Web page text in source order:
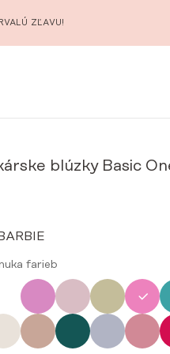
ZĽAVU!
blúzky Basic
farieb